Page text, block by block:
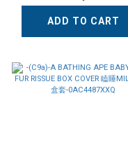
娃 吊飾 黑色/白
色-002GDM302302L
ADD TO CART